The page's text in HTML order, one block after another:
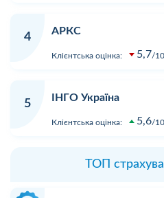
4
АРКС
Клієнтська оцінка: 5,7 10
5
ІНГО Україна
Клієнтська оцінка: 5,6 10
ТОП